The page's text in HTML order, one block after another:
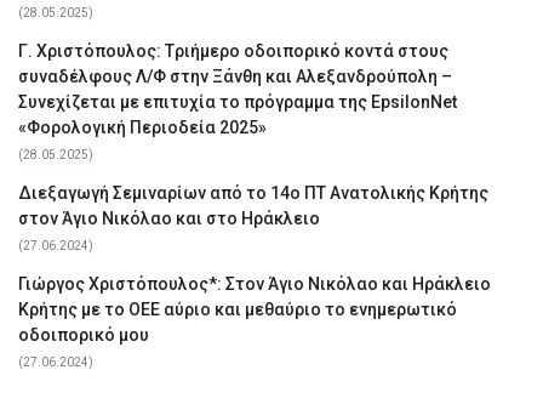
(28.05.2025)
Γ. Χριστόπουλος: Tριήμερο οδοιπορικό κοντά στους
συναδέλφους Λ/Φ στην Ξάνθη και Αλεξανδρούπολη –
Συνεχίζεται με επιτυχία το πρόγραμμα της EpsilonNet
«Φορολογική Περιοδεία 2025»
(28.05.2025)
Διεξαγωγή Σεμιναρίων από το 14ο ΠΤ Ανατολικής Κρήτης
στον Άγιο Νικόλαο και στο Ηράκλειο
(27.06.2024)
Γιώργος Χριστόπουλος*: Στον Άγιο Νικόλαο και Ηράκλειο
Κρήτης με το ΟΕΕ αύριο και μεθαύριο το ενημερωτικό
οδοιπορικό μου
(27.06.2024)